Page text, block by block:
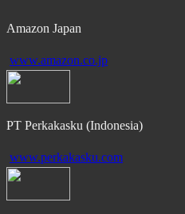
Amazon Japan
www.amazon.co.jp
PT Perkakasku (Indonesia)
www.perkakasku.com